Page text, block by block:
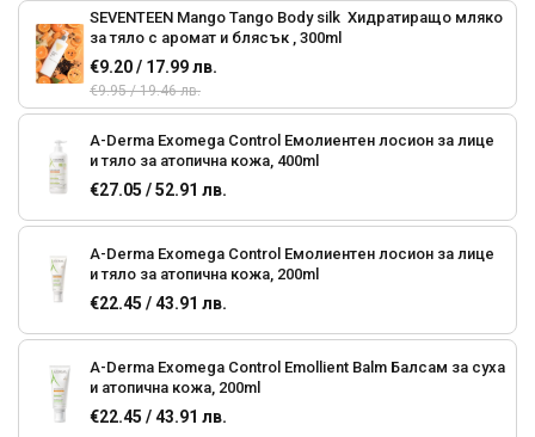
SEVENTEEN Mango Tango Body silk Хидратиращо мляко
за тяло с аромат и блясък , 300ml
€9.20 / 17.99 лв.
€9.95 / 19.46 лв.
A-Derma Exomega Control Емолиентен лосион за лице
и тяло за атопична кожа, 400ml
€27.05 / 52.91 лв.
A-Derma Exomega Control Емолиентен лосион за лице
и тяло за атопична кожа, 200ml
€22.45 / 43.91 лв.
A-Derma Exomega Control Emollient Balm Балсам за суха
и атопична кожа, 200ml
€22.45 / 43.91 лв.